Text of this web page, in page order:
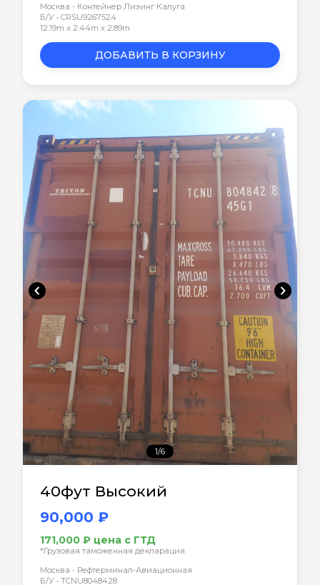
Москва - Контейнер Лизинг Калуга
Б/У • CRSU9267524
12.19m x 2.44m x 2.89m
ДОБАВИТЬ В КОРЗИНУ
chevron_left chevron_right
1/6
40фут Высокий
90,000 ₽
171,000 ₽ цена с ГТД
*Грузовая таможенная декларация
Москва - Рефтерминал-Авиационная
Б/У • TCNU8048428